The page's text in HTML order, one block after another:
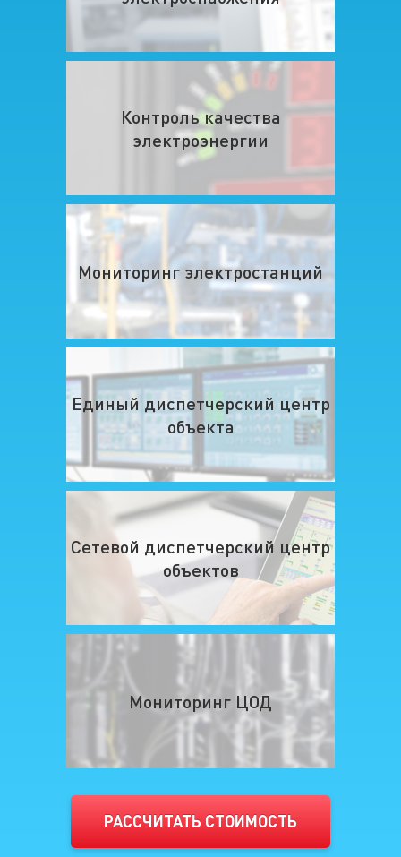
Контроль качества
электроэнергии
Мониторинг электростанций
Единый диспетчерский центр
объекта
Сетевой диспетчерский центр
объектов
Мониторинг ЦОД
РАССЧИТАТЬ СТОИМОСТЬ